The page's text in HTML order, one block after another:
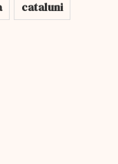
cataluni